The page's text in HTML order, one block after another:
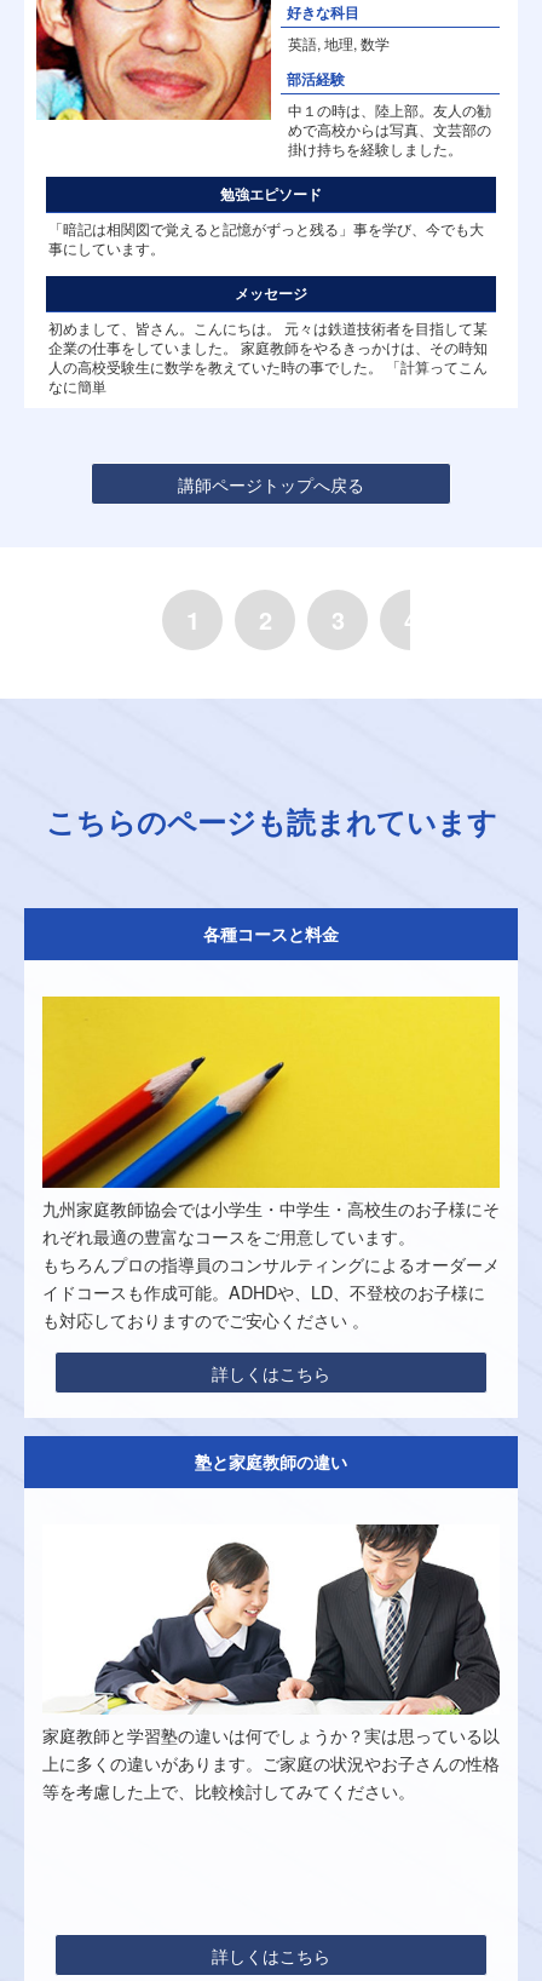
好きな科目
英語, 地理, 数学
部活経験
中１の時は、陸上部。友人の勧
めで高校からは写真、文芸部の
掛け持ちを経験しました。
勉強エピソード
「暗記は相関図で覚えると記憶がずっと残る」事を学び、今でも大
事にしています。
メッセージ
初めまして、皆さん。こんにちは。 元々は鉄道技術者を目指して某
企業の仕事をしていました。 家庭教師をやるきっかけは、その時知
人の高校受験生に数学を教えていた時の事でした。 「計算ってこん
なに簡単
講師ページトップへ戻る
1 2 3 4
こちらのページも読まれています
各種コースと料金
九州家庭教師協会では小学生・中学生・高校生のお子様にそ
れぞれ最適の豊富なコースをご用意しています。
もちろんプロの指導員のコンサルティングによるオーダーメ
イドコースも作成可能。ADHDや、LD、不登校のお子様に
も対応しておりますのでご安心ください 。
詳しくはこちら
塾と家庭教師の違い
家庭教師と学習塾の違いは何でしょうか？実は思っている以
上に多くの違いがあります。ご家庭の状況やお子さんの性格
等を考慮した上で、比較検討してみてください。
詳しくはこちら